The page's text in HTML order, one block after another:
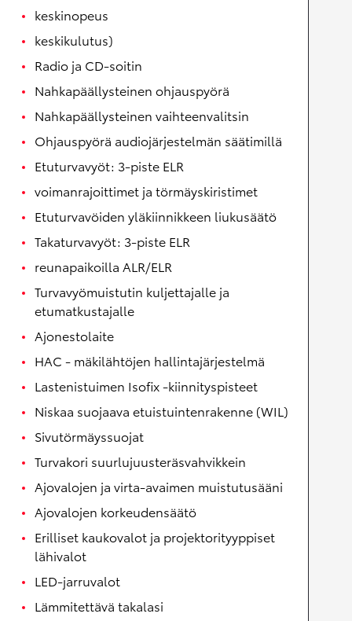
keskinopeus
keskikulutus)
Radio ja CD-soitin
Nahkapäällysteinen ohjauspyörä
Nahkapäällysteinen vaihteenvalitsin
Ohjauspyörä audiojärjestelmän säätimillä
Etuturvavyöt: 3-piste ELR
voimanrajoittimet ja törmäyskiristimet
Etuturvavöiden yläkiinnikkeen liukusäätö
Takaturvavyöt: 3-piste ELR
reunapaikoilla ALR/ELR
Turvavyömuistutin kuljettajalle ja
etumatkustajalle
Ajonestolaite
HAC - mäkilähtöjen hallintajärjestelmä
Lastenistuimen Isofix -kiinnityspisteet
Niskaa suojaava etuistuintenrakenne (WIL)
Sivutörmäyssuojat
Turvakori suurlujuusteräsvahvikkein
Ajovalojen ja virta-avaimen muistutusääni
Ajovalojen korkeudensäätö
Erilliset kaukovalot ja projektorityyppiset
lähivalot
LED-jarruvalot
Lämmitettävä takalasi